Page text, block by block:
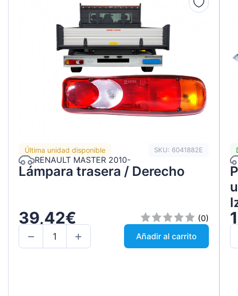
Última unidad disponible SKU: 6041882E
RENAULT MASTER 2010-
Lámpara trasera / Derecho
39,42€
(0)
Añadir al carrito